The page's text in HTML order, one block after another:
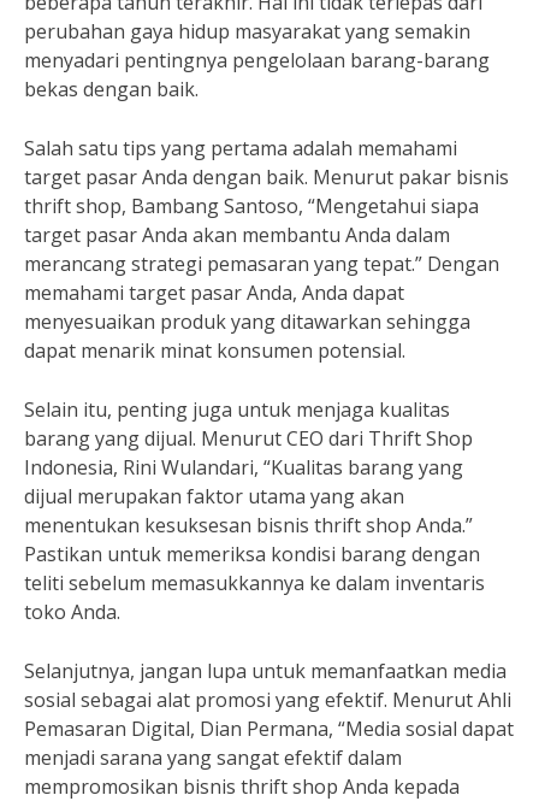
perubahan gaya hidup masyarakat yang semakin
menyadari pentingnya pengelolaan barang-barang
bekas dengan baik.
Salah satu tips yang pertama adalah memahami
target pasar Anda dengan baik. Menurut pakar bisnis
thrift shop, Bambang Santoso, “Mengetahui siapa
target pasar Anda akan membantu Anda dalam
merancang strategi pemasaran yang tepat.” Dengan
memahami target pasar Anda, Anda dapat
menyesuaikan produk yang ditawarkan sehingga
dapat menarik minat konsumen potensial.
Selain itu, penting juga untuk menjaga kualitas
barang yang dijual. Menurut CEO dari Thrift Shop
Indonesia, Rini Wulandari, “Kualitas barang yang
dijual merupakan faktor utama yang akan
menentukan kesuksesan bisnis thrift shop Anda.”
Pastikan untuk memeriksa kondisi barang dengan
teliti sebelum memasukkannya ke dalam inventaris
toko Anda.
Selanjutnya, jangan lupa untuk memanfaatkan media
sosial sebagai alat promosi yang efektif. Menurut Ahli
Pemasaran Digital, Dian Permana, “Media sosial dapat
menjadi sarana yang sangat efektif dalam
mempromosikan bisnis thrift shop Anda kepada